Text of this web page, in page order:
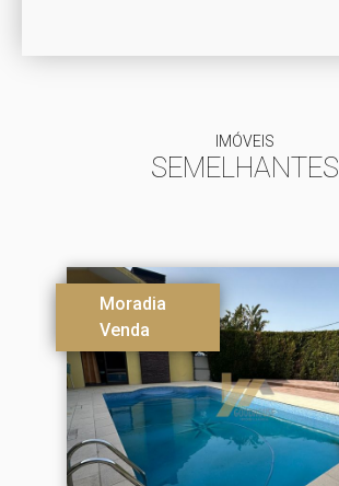
IMÓVEIS
SEMELHANTES
Moradia
Venda